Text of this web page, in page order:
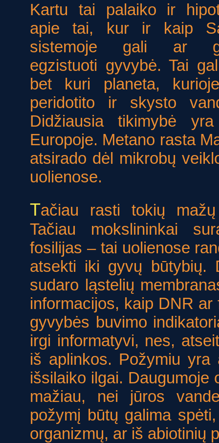
Kartu tai palaiko ir
apie tai, kur ir kaip
sistemoje gali ar
egzistuoti gyvybė. Tai
bet kuri planeta,
peridotito ir skysto
Didžiausia tikimybė
Europoje. Metano rasta
atsirado dėl mikrobų
uolienose.
Tačiau rasti tokių
Tačiau mokslininkai
fosilijas – tai uolienose
atsekti iki gyvų būtybių.
sudaro ląstelių
informacijos, kaip DNR
gyvybės buvimo
irgi informatyvi, nes,
iš aplinkos. Požymiu yra
išsilaiko ilgai. Daugumoje
mažiau, nei jūros
požymį būtų galima
organizmų, ar iš abiotinių